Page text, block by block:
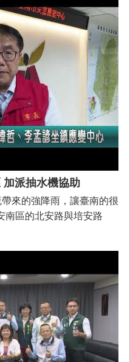
派抽水機協助
來的強降雨，讓臺南的很
南區的北安路與培安路